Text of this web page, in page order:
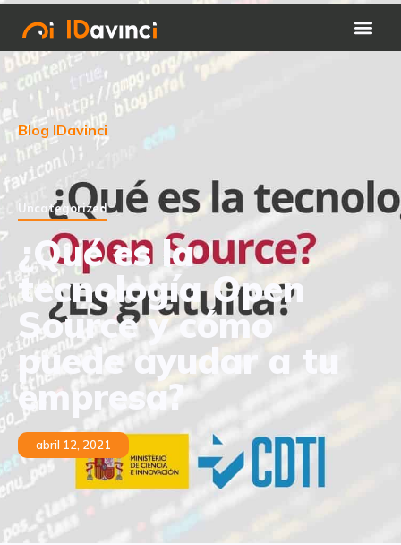
Blog IDavinci
Uncategorized
¿Qué es la
tecnología Open
Source y cómo
puede ayudar a tu
empresa?
abril 12, 2021